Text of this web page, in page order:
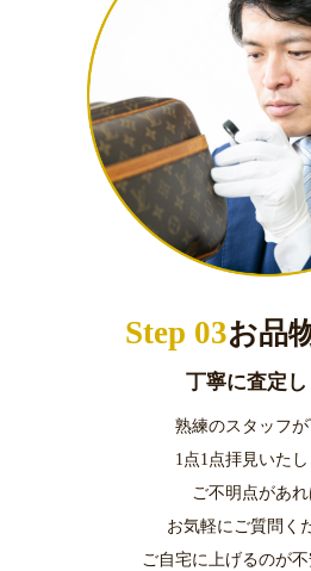
Step 03お品
丁寧に査定
熟練のスタッフ
1点1点拝見いたし
ご不明点があれ
お気軽にご質問く
ご自宅に上げるのが不